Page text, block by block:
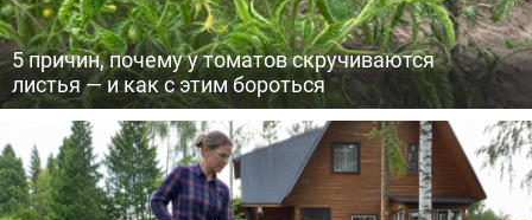
5 причин, почему у томатов скручиваются
листья — и как с этим бороться